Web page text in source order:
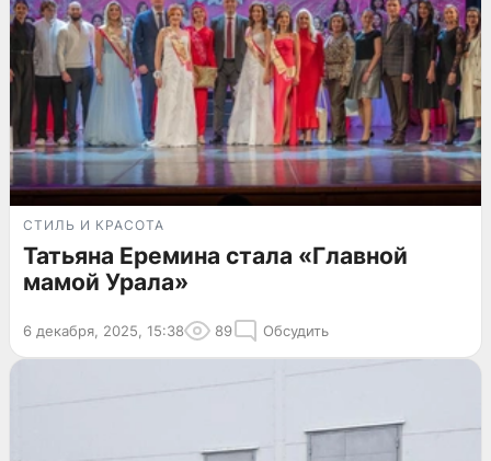
СТИЛЬ И КРАСОТА
Татьяна Еремина стала «Главной
мамой Урала»
6 декабря, 2025, 15:38 89 Обсудить